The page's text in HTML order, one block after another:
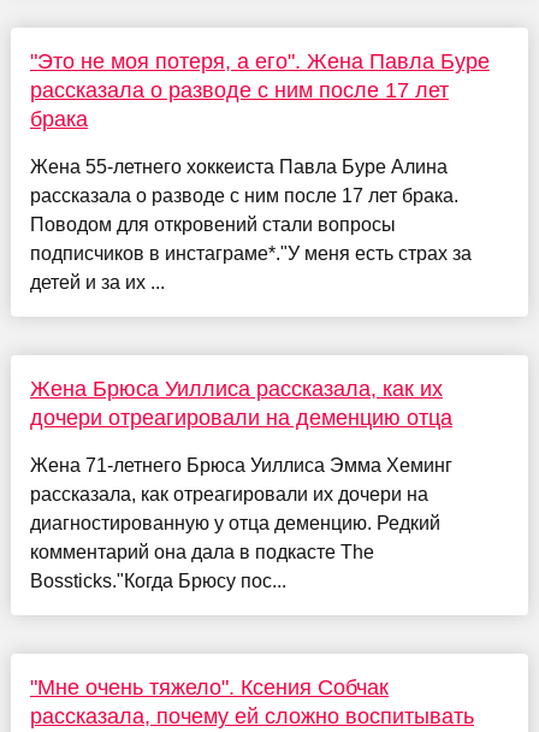
"Это не моя потеря, а его". Жена Павла Буре
рассказала о разводе с ним после 17 лет
брака
Жена 55-летнего хоккеиста Павла Буре Алина
рассказала о разводе с ним после 17 лет брака.
Поводом для откровений стали вопросы
подписчиков в инстаграме*."У меня есть страх за
детей и за их ...
Жена Брюса Уиллиса рассказала, как их
дочери отреагировали на деменцию отца
Жена 71-летнего Брюса Уиллиса Эмма Хеминг
рассказала, как отреагировали их дочери на
диагностированную у отца деменцию. Редкий
комментарий она дала в подкасте The
Bossticks."Когда Брюсу пос...
"Мне очень тяжело". Ксения Собчак
рассказала, почему ей сложно воспитывать